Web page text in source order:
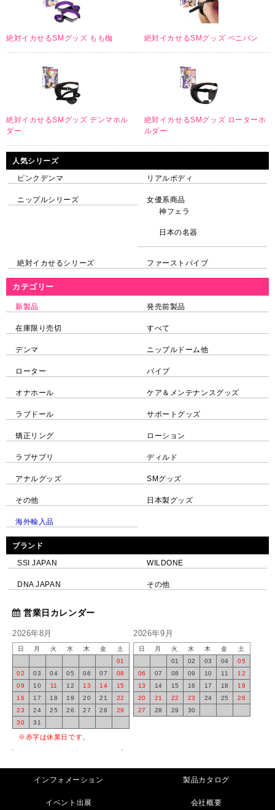
人気シリーズ
ピンクデンマ リアルボディ
ニップルシリーズ
女優系商品
神フェラ
日本の名器
絶対イカせるシリーズ ファーストバイブ
カテゴリー
新製品 発売前製品
在庫限り売切 すべて
デンマ ニップルドーム他
ローター バイブ
オナホール ケア＆メンテナンスグッズ
ラブドール サポートグッズ
矯正リング ローション
ラブサプリ ディルド
アナルグッズ SMグッズ
その他 日本製グッズ
海外輸入品
ブランド
SSI JAPAN WILDONE
DNA JAPAN その他
営業日カレンダー
2026年8月
日 月 火 水 木 金
土
01
02
03 04 05 06 07
08
09
10 11 12 13 14
15
16
17 18 19 20 21
22
23
24 25 26 27 28
29
30
31
2026年9月
日 月 火 水 木 金
土
01
02 03 04
05
06
07 08 09 10 11
12
13
14 15 16 17 18
19
20
21 22 23 24 25
26
27
28 29 30
※赤字は休業日です。
絶対イカせるSMグッズ もも枷 絶対イカせるSMグッズ ペニバン
絶対イカせるSMグッズ デンマホル
ダー
絶対イカせるSMグッズ ローターホ
ルダー
インフォメーション 製品カタログ
イベント出展 会社概要